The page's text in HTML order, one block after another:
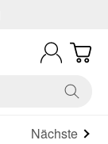
Nächste